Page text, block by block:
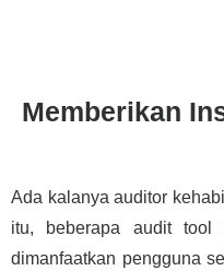
Memberikan
Ada kalanya auditor
itu, beberapa audit tool
dimanfaatkan pengguna